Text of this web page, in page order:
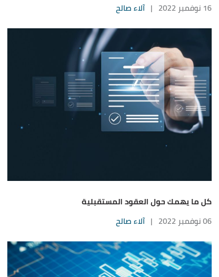
16 نوفمبر 2022
| آلاء صالح
كل ما يهمك حول العقود المستقبلية
06 نوفمبر 2022
| آلاء صالح